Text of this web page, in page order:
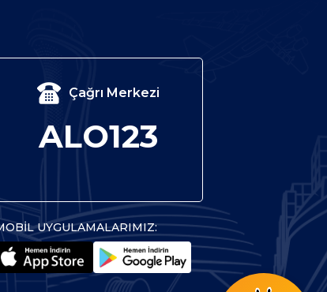
Çağrı Merkezi
ALO123
UYGULAMALARIMIZ: